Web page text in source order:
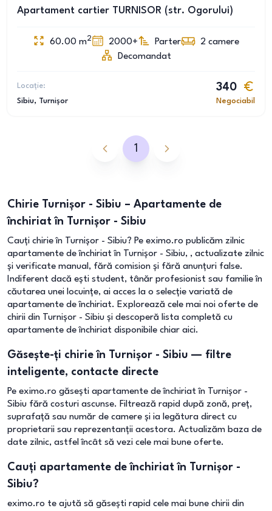
Apartament cartier TURNISOR (str. Ogorului)
60.00 m2 2000+ Parter 2 camere
Decomandat
Locație:
Sibiu, Turnișor
340
Negociabil
1
Chirie Turnișor - Sibiu – Apartamente de
închiriat în Turnișor - Sibiu
Cauți chirie în Turnișor - Sibiu? Pe eximo.ro publicăm zilnic
apartamente de închiriat în Turnișor - Sibiu, , actualizate zilnic
și verificate manual, fără comision și fără anunțuri false.
Indiferent dacă ești student, tânăr profesionist sau familie în
căutarea unei locuințe, ai acces la o selecție variată de
apartamente de închiriat. Explorează cele mai noi oferte de
chirii din Turnișor - Sibiu și descoperă lista completă cu
apartamente de închiriat disponibile chiar aici.
Găsește-ți chirie în Turnișor - Sibiu — filtre
inteligente, contacte directe
Pe eximo.ro găsești apartamente de închiriat în Turnișor -
Sibiu fără costuri ascunse. Filtrează rapid după zonă, preț,
suprafață sau număr de camere și ia legătura direct cu
proprietarii sau reprezentanții acestora. Actualizăm baza de
date zilnic, astfel încât să vezi cele mai bune oferte.
Cauți apartamente de închiriat în Turnișor -
Sibiu?
eximo.ro te ajută să găsești rapid cele mai bune chirii din